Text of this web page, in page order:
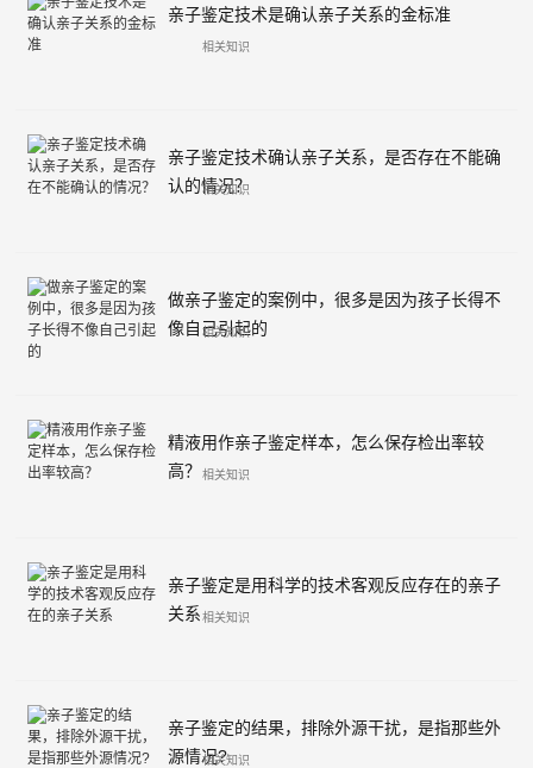
亲子鉴定技术是确认亲子关系的金标准
相关知识
亲子鉴定技术确认亲子关系，是否存在不能确
认的情况？
相关知识
做亲子鉴定的案例中，很多是因为孩子长得不
像自己引起的
相关知识
精液用作亲子鉴定样本，怎么保存检出率较
高？
相关知识
亲子鉴定是用科学的技术客观反应存在的亲子
关系 相关知识
亲子鉴定的结果，排除外源干扰，是指那些外
源情况?相关知识